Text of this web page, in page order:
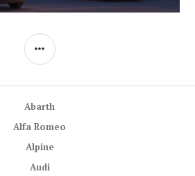
POSTRANNÍ
Abarth
Alfa Romeo
Alpine
Audi